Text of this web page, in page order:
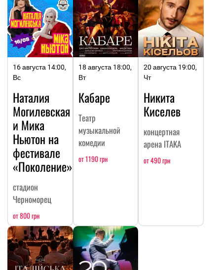
16 августа 14:00,
Вс
Наталия
Могилевская
и Мика
Ньютон на
фестивале
«Поколение»
стадион
Черноморец
от 800 грн
18 августа 18:00,
Вт
Кабаре
Театр
музыкальной
комедии
от 1190 грн
20 августа 19:00,
Чт
Никита
Киселев
концертная
арена ITAKA
от 490 грн